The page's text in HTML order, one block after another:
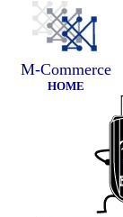
M-Commerce
HOME